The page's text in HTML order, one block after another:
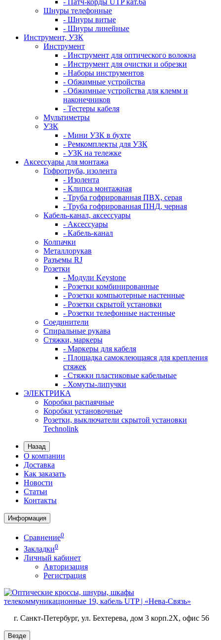
- Патч-корды UTP кат.6а
Шнуры телефонные
- Шнуры витые
- Шнуры линейные
Инструмент, УЗК
Инструмент
- Инструмент для оптического волокна
- Инструмент для очистки и обрезки
- Наборы инструментов
- Обжимные устройства
- Обжимные устройства для клемм и
наконечников
- Тестеры кабеля
Мультиметры
УЗК
- Мини УЗК в бухте
- Ремкомплекты для УЗК
- УЗК на тележке
Аксессуары для монтажа
Гофротруба, изолента
- Изолента
- Клипса монтажная
- Труба гофрированная ПВХ, серая
- Труба гофрированная ПНД, черная
Кабель-канал, аксессуары
- Аксессуары
- Кабель-канал
Колпачки
Металлорукав
Разъемы RJ
Розетки
- Модули Keystone
- Розетки комбинированные
- Розетки компьютерные настенные
- Розетки скрытой установки
- Розетки телефонные настенные
Соединители
Спиральные рукава
Стяжки, маркеры
- Маркеры для кабеля
- Площадка самоклеющаяся для крепления
стяжек
- Стяжки пластиковые кабельные
- Хомуты-липучки
ЭЛЕКТРИКА
Коробки распаячные
Коробки установочные
Розетки, выключатели скрытой установки
Technolink
Назад
О компании
Доставка
Как заказать
Новости
Статьи
Контакты
Информация
Сравнение0
Закладки0
Личный кабинет
Авторизация
Регистрация
г. Санкт-Петербург, ул. Бехтерева, дом 3 корп.2X, офис 56
Везде